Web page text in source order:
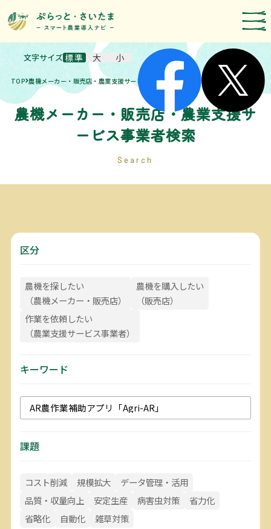
スマート農業技術の紹介
導入事例
農機メーカー検索
お知らせ・イベント
取組報告
運営者情報
お問い合わせ
TOP 農機メーカー・販売店・農業支援サービス事業者検索
文字サイズ標準 大 小
農機メーカー・販売店・農業支援サ
ービス事業者検索
Search
区分
農機を探したい
（農機メーカー・販売店）
農機を購入したい
（販売店）
作業を依頼したい
（農業支援サービス事業者）
キーワード
課題
コスト削減 規模拡大
データ管理・活用
品質・収量向上
安定生産 病害虫対策
省力化
省略化
自動化 雑草対策